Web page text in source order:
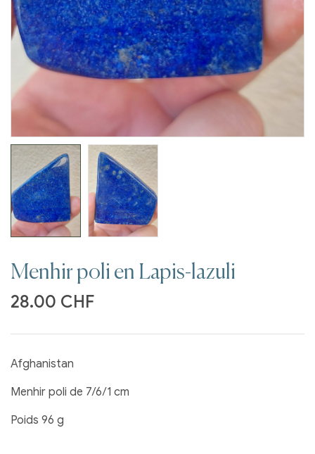
Menhir poli en Lapis-lazuli
28.00 CHF
Afghanistan
Menhir poli de 7/6/1 cm
Poids 96 g